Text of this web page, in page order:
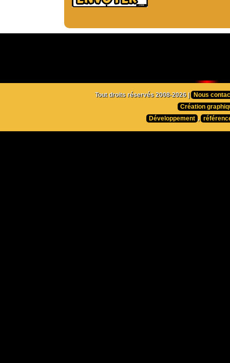
Tout droits réservés 2008-2026 |
Nous
Création
Développement ,